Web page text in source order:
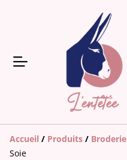
Accueil / Produits / Broderie
Soie